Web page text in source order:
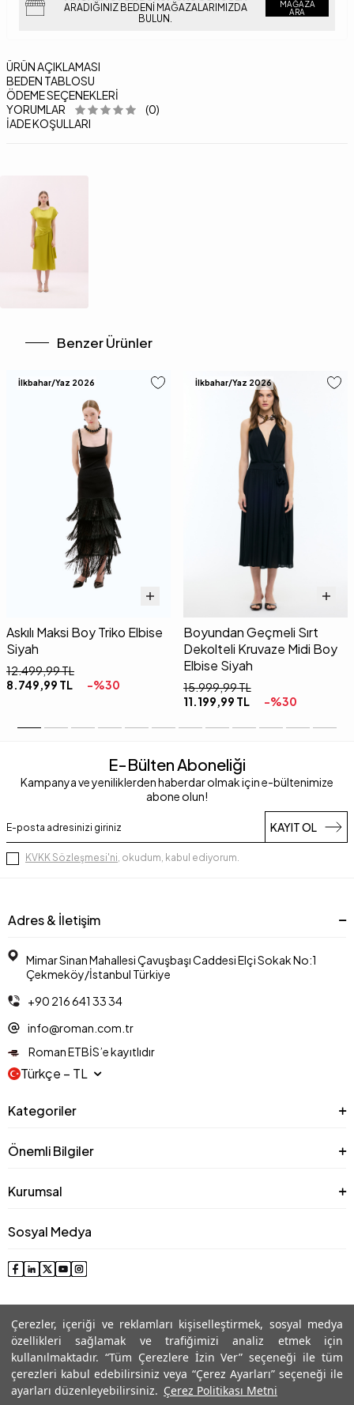
Çerezler, içeriği ve reklamları kişiselleştirmek, sosyal medya
özellikleri sağlamak ve trafiğimizi analiz etmek için
kullanılmaktadır. “Tüm Çerezlere İzin Ver” seçeneği ile tüm
çerezleri kabul edebilirsiniz veya “Çerez Ayarları” seçeneği ile
ayarları düzenleyebilirsiniz. Çerez Politikası Metni
ARADIĞINIZ BEDENI MAĞAZALARIMIZDA
BULUN.
MAĞAZA
ARA
ÜRÜN AÇIKLAMASI
BEDEN TABLOSU
ÖDEME SEÇENEKLERI
YORUMLAR
(0)
İADE KOŞULLARI
Benzer Ürünler
İlkbahar/Yaz 2026
Askılı Maksi Boy Triko Elbise
Siyah
12.499,99TL
8.749,99 TL -%30
İlkbahar/Yaz 2026
Boyundan Geçmeli Sırt
Dekolteli Kruvaze Midi Boy
Elbise Siyah
15.999,99TL
11.199,99 TL -%30
E-Bülten Aboneliği
Kampanya ve yeniliklerden haberdar olmak için e-bültenimize
abone olun!
KAYIT OL
KVKK Sözleşmesi'ni, okudum, kabul ediyorum.
Adres & İletişim
Mimar Sinan Mahallesi Çavuşbaşı Caddesi Elçi Sokak No:1
Çekmeköy/İstanbul Türkiye
+90 216 641 33 34
info@roman.com.tr
Roman ETBİS’e kayıtlıdır
Türkçe − TL
Kategoriler
Önemli Bilgiler
Kurumsal
Sosyal Medya
© 2025 Roman® Tüm Hakları Saklıdır, İzinsiz kullanılamaz